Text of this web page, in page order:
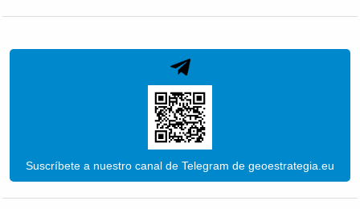
Suscríbete a nuestro canal de Telegram de geoestrategia.eu